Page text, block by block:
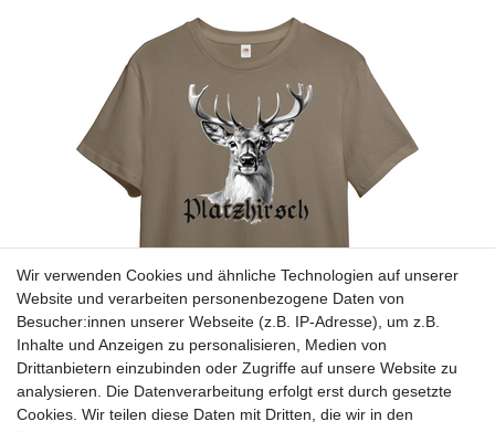
ab 30,00 € *
zzgl.
Wir verwenden Cookies und ähnliche Technologien auf unserer
Website und verarbeiten personenbezogene Daten von
Besucher:innen unserer Webseite (z.B. IP-Adresse), um z.B.
Inhalte und Anzeigen zu personalisieren, Medien von
Drittanbietern einzubinden oder Zugriffe auf unsere Website zu
analysieren. Die Datenverarbeitung erfolgt erst durch gesetzte
Cookies. Wir teilen diese Daten mit Dritten, die wir in den